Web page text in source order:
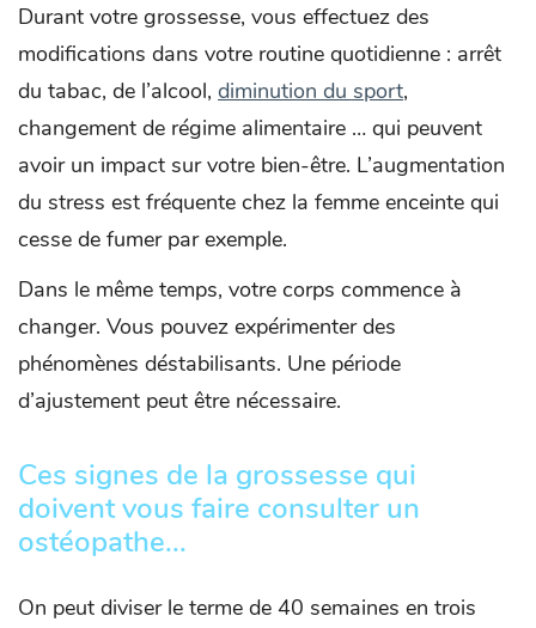
Durant votre grossesse, vous effectuez des
modifications dans votre routine quotidienne : arrêt
du tabac, de l’alcool, diminution du sport,
changement de régime alimentaire … qui peuvent
avoir un impact sur votre bien-être. L’augmentation
du stress est fréquente chez la femme enceinte qui
cesse de fumer par exemple.
Dans le même temps, votre corps commence à
changer. Vous pouvez expérimenter des
phénomènes déstabilisants. Une période
d’ajustement peut être nécessaire.
Ces signes de la grossesse qui
doivent vous faire consulter un
ostéopathe...
On peut diviser le terme de 40 semaines en trois